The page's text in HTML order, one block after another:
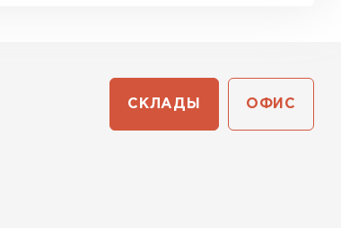
СКЛАДЫ ОФИС